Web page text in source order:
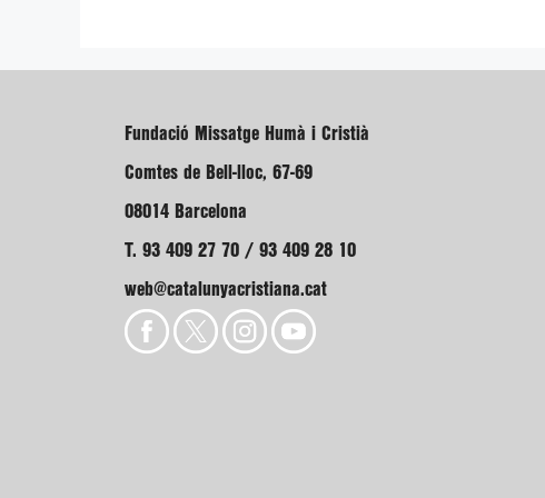
Fundació Missatge Humà i Cristià
Comtes de Bell-lloc, 67-69
08014 Barcelona
T. 93 409 27 70 / 93 409 28 10
web@catalunyacristiana.cat